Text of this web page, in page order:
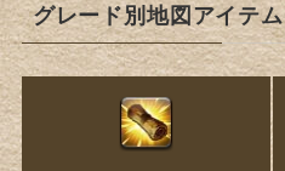
グレード別地図アイテム